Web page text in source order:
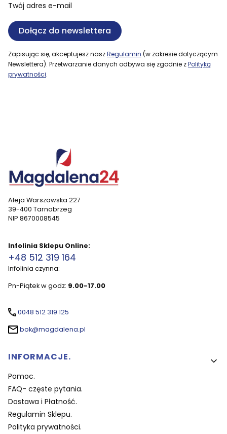
Twój adres e-mail
Dołącz do newslettera
Zapisując się, akceptujesz naszRegulamin (w zakresie dotyczącym
Newslettera). Przetwarzanie danych odbywa się zgodnie zPolityką
prywatności.
Aleja Warszawska 227
39-400 Tarnobrzeg
NIP 8670008545
Infolinia Sklepu Online:
+48 512 319 164
Infolinia czynna:
Pn-Piątek w godz: 9.00-17.00
0048 512 319 125
bok@magdalena.pl
Linki w stopce
INFORMACJE.
Pomoc.
FAQ- częste pytania.
Dostawa i Płatność.
Regulamin Sklepu.
Polityka prywatności.